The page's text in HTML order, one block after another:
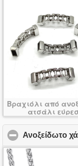
Βραχιόλι από
ατσάλι
Ανοξείδωτο